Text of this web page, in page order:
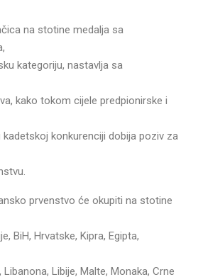
na stotine medalja sa
kategoriju, nastavlja sa
kako tokom cijele predpionirske i
konkurenciji dobija poziv za
prvenstvo će okupiti na stotine
BiH, Hrvatske, Kipra, Egipta,
Libije, Malte, Monaka, Crne